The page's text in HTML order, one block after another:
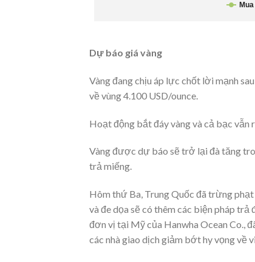
Dự báo giá vàng
Vàng đang chịu áp lực chốt lời mạnh
về vùng 4.100 USD/ounce.
Hoạt động bắt đáy vàng và cả bạc vẫn
Vàng được dự báo sẽ trở lại đà tăng
trả miếng.
Hôm thứ Ba, Trung Quốc đã trừng
và đe dọa sẽ có thêm các biện pháp trả
đơn vị tại Mỹ của Hanwha Ocean Co.,
các nhà giao dịch giảm bớt hy vọng về